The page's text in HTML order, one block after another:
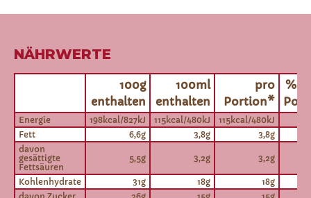
NÄHRWERTE
100g
enthalten
100ml
enthalten
pro
Portion*
%*
Energie 198kcal/827kJ 115kcal/480kJ
115kcal/480kJ
Fett
6,6g 3,8g
3,8g
davon
gesättigte
Fettsäuren
5,5g 3,2g 3,2g
Kohlenhydrate 31g 18g
18g